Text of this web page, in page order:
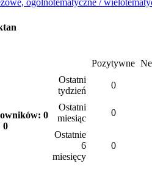
ogólnotematyczne /
0
0
Pozytywne
Ostatni
tydzień
0
Ostatni
miesiąc
0
Ostatnie
6
miesięcy
0